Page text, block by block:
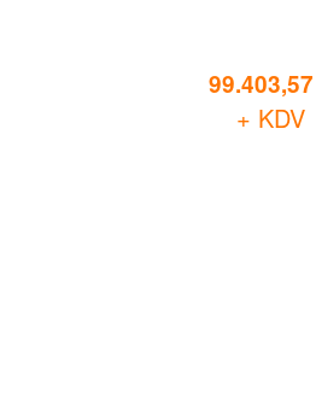
99.403,57
+ KDV